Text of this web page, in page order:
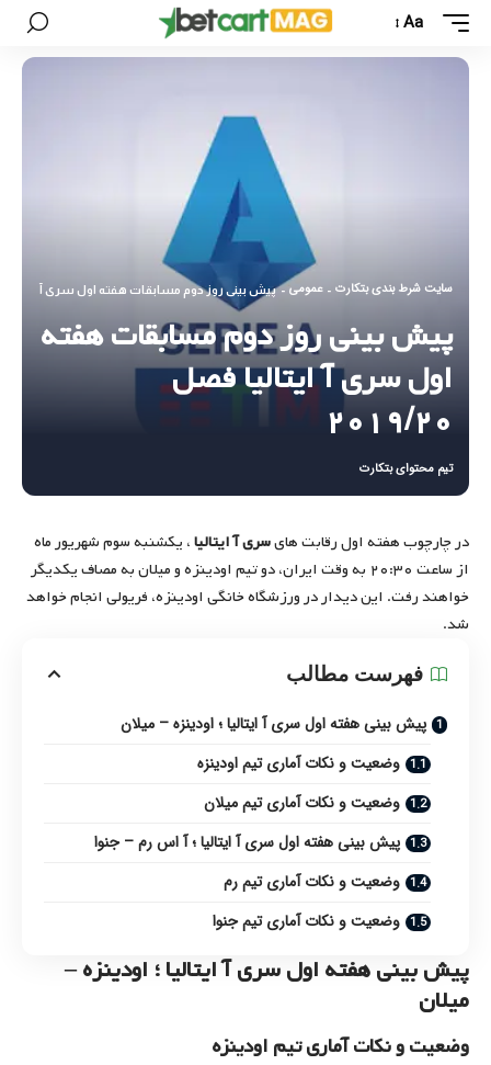
Aa
سایت شرط بندی بتکارت - عمومی - پیش بینی روز دوم مسابقات هفته اول سری آ ایتالیا فصل
پیش بینی روز دوم مسابقات هفته
اول سری آ ایتالیا فصل
۲۰۱۹/۲۰
تیم محتوای بتکارت
در چارچوب هفته اول رقابت هایسری آ ایتالیا، یکشنبه سوم شهریور ماه
از ساعت ۲۰:۳۰ به وقت ایران،‌ دو تیم اودینزه و میلان به مصاف یکدیگر
خواهند رفت. این دیدار در ورزشگاه خانگی اودینزه، فریولی انجام خواهد
شد.
فهرست مطالب
پیش بینی هفته اول سری آ ایتالیا ؛ اودینزه – میلان
وضعیت و نکات آماری تیم اودینزه
وضعیت و نکات آماری تیم میلان
پیش بینی هفته اول سری آ ایتالیا ؛ آ اس رم – جنوا
وضعیت و نکات آماری تیم رم
وضعیت و نکات آماری تیم جنوا
پیش بینی هفته اول سری آ ایتالیا ؛ اودینزه –
میلان
وضعیت و نکات آماری تیم اودینزه